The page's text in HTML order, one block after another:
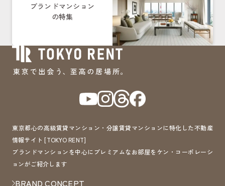
ブランドマンション
の特集
東京都心の高級賃貸マンション・分譲賃貸マンションに特化した不動産
情報サイト [TOKYO RENT]
ブランドマンションを中心にプレミアムなお部屋をケン・コーポレーシ
ョンがご紹介します
BRAND CONCEPT